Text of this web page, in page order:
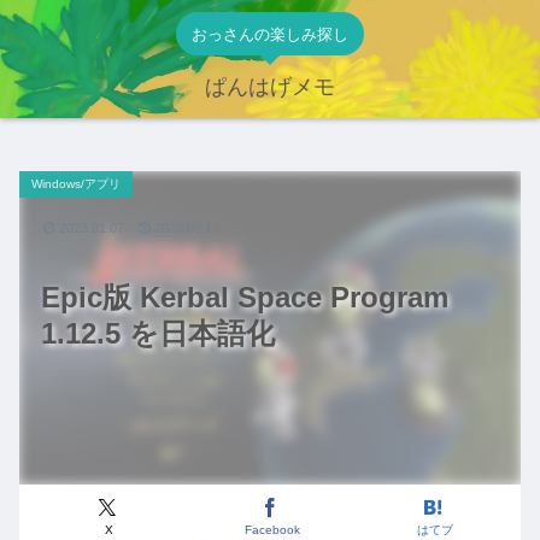
おっさんの楽しみ探し
ぱんはげメモ
Epic版 Kerbal Space Program
1.12.5 を日本語化
Windows/アプリ
X Facebook はてブ
2023.01.07